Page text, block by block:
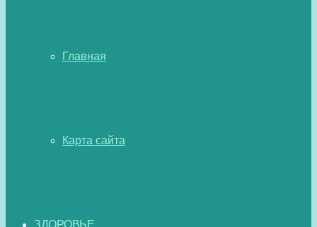
Главная
Карта сайта
ЗДОРОВЬЕ